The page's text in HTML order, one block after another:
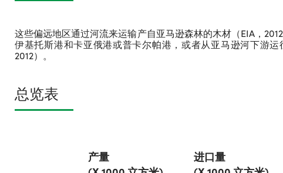
这些偏远地区通过河流来运输产自亚马逊森林的木材（EIA，
伊基托斯港和卡亚俄港或普卡尔帕港，或者从亚马逊河下游
2012）。
总览表
产量
进口量